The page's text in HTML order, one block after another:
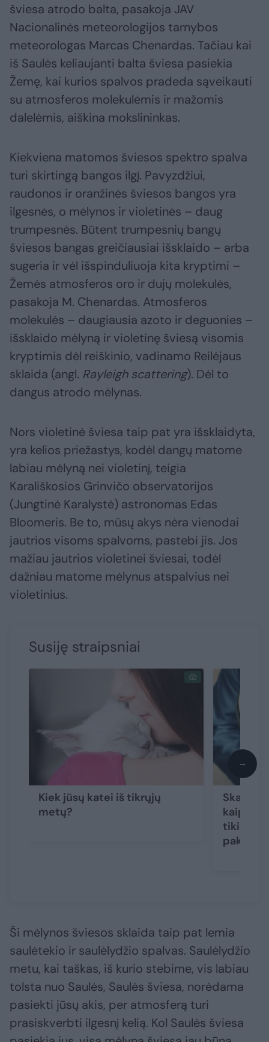
šviesa atrodo balta, pasakoja JAV
Nacionalinės meteorologijos tarnybos
meteorologas Marcas Chenardas. Tačiau kai
iš Saulės keliaujanti balta šviesa pasiekia
Žemę, kai kurios spalvos pradeda sąveikauti
su atmosferos molekulėmis ir mažomis
dalelėmis, aiškina mokslininkas.
Kiekviena matomos šviesos spektro spalva
turi skirtingą bangos ilgį. Pavyzdžiui,
raudonos ir oranžinės šviesos bangos yra
ilgesnės, o mėlynos ir violetinės – daug
trumpesnės. Būtent trumpesnių bangų
šviesos bangas greičiausiai išsklaido – arba
sugeria ir vėl išspinduliuoja kita kryptimi –
Žemės atmosferos oro ir dujų molekulės,
pasakoja M. Chenardas. Atmosferos
molekulės – daugiausia azoto ir deguonies –
išsklaido mėlyną ir violetinę šviesą visomis
kryptimis dėl reiškinio, vadinamo Reilėjaus
sklaida (angl. Rayleigh scattering). Dėl to
dangus atrodo mėlynas.
Nors violetinė šviesa taip pat yra išsklaidyta,
yra kelios priežastys, kodėl dangų matome
labiau mėlyną nei violetinį, teigia
Karališkosios Grinvičo observatorijos
(Jungtinė Karalystė) astronomas Edas
Bloomeris. Be to, mūsų akys nėra vienodai
jautrios visoms spalvoms, pastebi jis. Jos
mažiau jautrios violetinei šviesai, todėl
dažniau matome mėlynus atspalvius nei
violetinius.
Susiję straipsniai
Kiek jūsų katei iš tikrųjų
metų?
kaip
→
Ši mėlynos šviesos sklaida taip pat lemia
saulėtekio ir saulėlydžio spalvas. Saulėlydžio
metu, kai taškas, iš kurio stebime, vis labiau
tolsta nuo Saulės, Saulės šviesa, norėdama
pasiekti jūsų akis, per atmosferą turi
prasiskverbti ilgesnį kelią. Kol Saulės šviesa